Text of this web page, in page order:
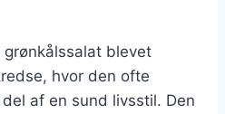
blevet
hvor den ofte
af en sund livsstil. Den